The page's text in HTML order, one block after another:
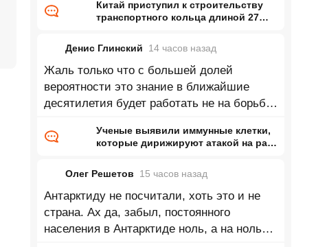
Китай приступил к строительству
транспортного кольца длиной 27
Денис Глинский
14 часов назад
Жаль только что с большей долей
вероятности это знание в ближайшие
десятилетия будет работать не на борьбу
Ученые выявили иммунные клетки,
которые дирижируют атакой на рак,
Олег Решетов
15 часов назад
Антарктиду не посчитали, хоть это и не
страна. Ах да, забыл, постоянного
населения в Антарктиде ноль, а на ноль